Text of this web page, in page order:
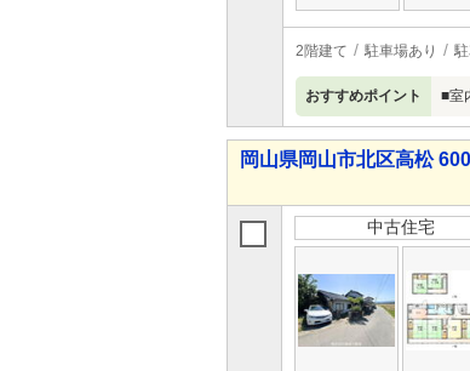
2階建て 駐車場あり
おすすめポイント ■室
岡山県岡山市北区高松
中古住宅